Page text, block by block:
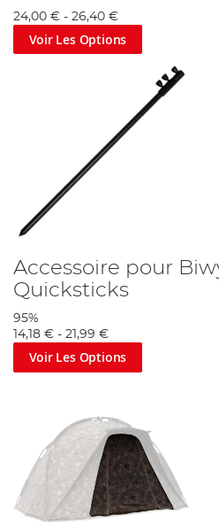
24,00 € - 26,40 €
Voir Les Options
Accessoire pour
Quicksticks
95%
14,18 € - 21,99 €
Voir Les Options